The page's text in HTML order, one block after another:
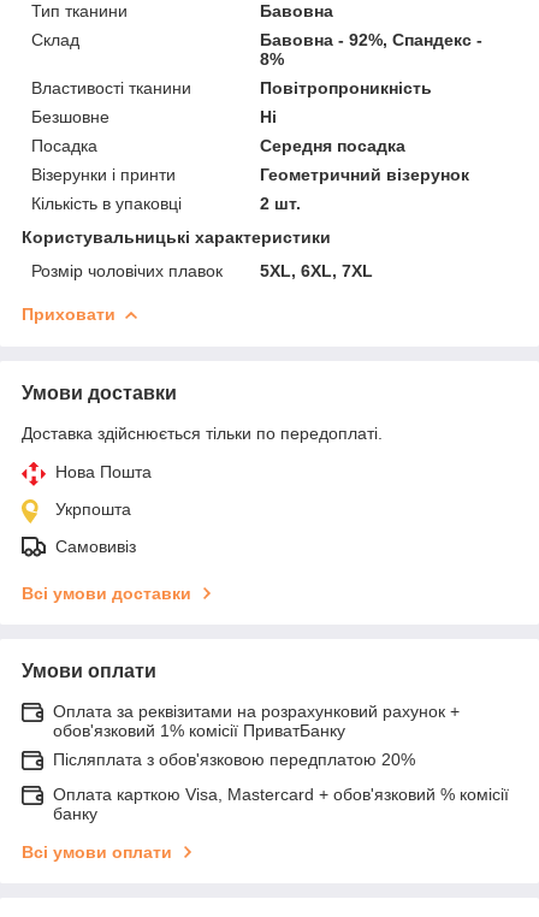
Тип тканини
Бавовна
Склад
Бавовна - 92%, Спандекс -
8%
Властивості тканини
Повітропроникність
Безшовне
Ні
Посадка
Середня посадка
Візерунки і принти
Геометричний візерунок
Кількість в упаковці
2 шт.
Користувальницькі характеристики
Розмір чоловічих плавок
5XL, 6XL, 7XL
Приховати
Умови доставки
Доставка здійснюється тільки по передоплаті.
Нова Пошта
Укрпошта
Самовивіз
Всі умови доставки
Умови оплати
Оплата за реквізитами на розрахунковий рахунок +
обов'язковий 1% комісії ПриватБанку
Післяплата з обов'язковою передплатою 20%
Оплата карткою Visa, Mastercard + обов'язковий % комісії
банку
Всі умови оплати